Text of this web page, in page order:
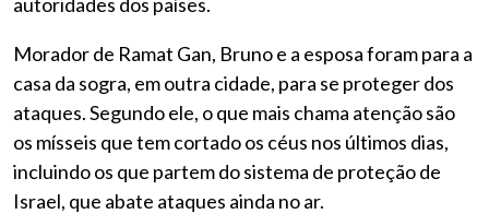
Morador de Ramat Gan, Bruno e a esposa foram para a
casa da sogra, em outra cidade, para se proteger dos
ataques. Segundo ele, o que mais chama atenção são
os mísseis que tem cortado os céus nos últimos dias,
incluindo os que partem do sistema de proteção de
Israel, que abate ataques ainda no ar.